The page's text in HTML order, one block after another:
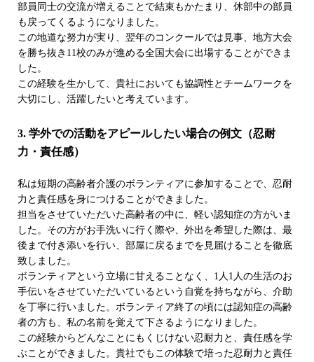
部員同士の交流が増えることで結束もかたまり、休部中の部員
も戻ってくるようになりました。
この地道な努力が実り、翌年のコンクールでは見事、地方大会
を勝ち抜き11校のみが進める全国大会に出場することができま
した。
この経験を生かして、貴社においても協調性とチームワークを
大切にし、活躍したいと考えています。
3. 学外での活動をアピールしたい場合の例文（忍耐
力・責任感）
私は短期の高齢者介護のボランティアに参加することで、忍耐
力と責任感を身につけることができました。
担当をさせていただいた高齢者の中に、軽い認知症の方がいま
した。その方がお手洗いに行く際や、外出を希望した際は、最
後まで付き添いを行い、部屋に戻るまでを見届けることを徹底
致しました。
ボランティアという立場に甘えることなく、1人1人の生活のお
手伝いをさせていただいているという自覚を持ちながら、介助
を丁寧に行いました。ボランティア終了の頃には認知症の高齢
者の方も、私の名前を覚えて下さるようになりました。
この経験からどんなことにもくじけない忍耐力と、責任感を学
ぶことができました。貴社でもこの体験で培った忍耐力と責任